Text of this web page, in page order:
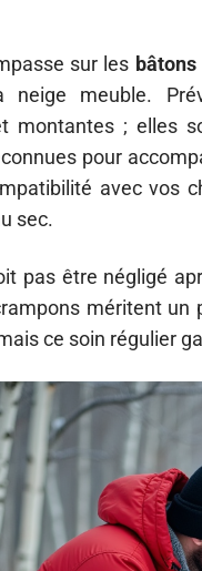
sur les bâtons
neige meuble.
montantes ; elles
pour
avec vos
sec.
pas être négligé
méritent un
ce soin régulier